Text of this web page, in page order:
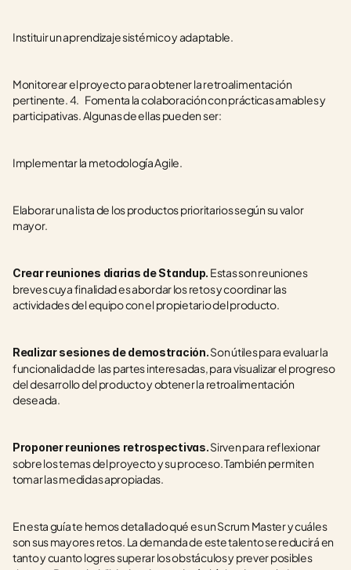
Instituir un aprendizaje sistémico y adaptable.
Monitorear el proyecto para obtener la retroalimentación
pertinente. 4.    Fomenta la colaboración con prácticas amables y
participativas. Algunas de ellas pueden ser:
Implementar la metodología Agile.
Elaborar una lista de los productos prioritarios según su valor
mayor.
Crear reuniones diarias de Standup. Estas son reuniones
breves cuya finalidad es abordar los retos y coordinar las
actividades del equipo con el propietario del producto.
Realizar sesiones de demostración. Son útiles para evaluar la
funcionalidad de  las partes interesadas, para visualizar el progreso
del desarrollo del producto y obtener la retroalimentación
deseada.
Proponer reuniones retrospectivas. Sirven para reflexionar
sobre los temas del proyecto y su proceso. También permiten
tomar las medidas apropiadas.
En esta guía te hemos detallado qué es un Scrum Master y cuáles
son sus mayores retos. La demanda de este talento se reducirá en
tanto y cuanto logres superar los obstáculos y prever posibles